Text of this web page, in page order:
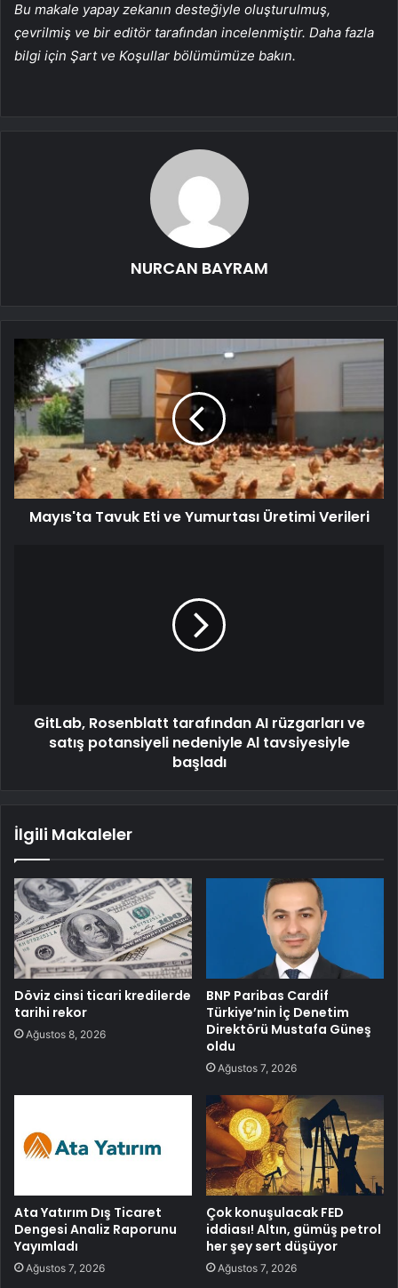
Bu makale yapay zekanın desteğiyle oluşturulmuş,
çevrilmiş ve bir editör tarafından incelenmiştir. Daha fazla
bilgi için Şart ve Koşullar bölümümüze bakın.
NURCAN BAYRAM
Mayıs'ta Tavuk Eti ve Yumurtası Üretimi Verileri
GitLab, Rosenblatt tarafından AI rüzgarları ve
satış potansiyeli nedeniyle Al tavsiyesiyle
başladı
İlgili Makaleler
Döviz cinsi ticari kredilerde
tarihi rekor
Ağustos 8, 2026
BNP Paribas Cardif
Türkiye’nin İç Denetim
Direktörü Mustafa Güneş
oldu
Ağustos 7, 2026
Ata Yatırım Dış Ticaret
Dengesi Analiz Raporunu
Yayımladı
Ağustos 7, 2026
Çok konuşulacak FED
iddiası! Altın, gümüş petrol
her şey sert düşüyor
Ağustos 7, 2026